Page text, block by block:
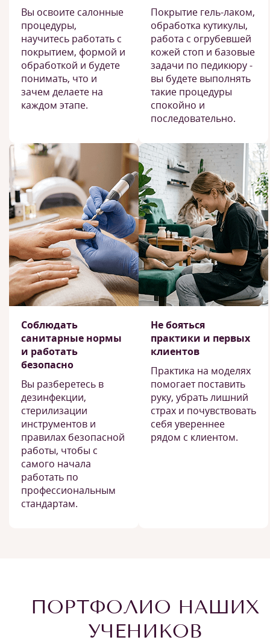
Вы освоите салонные
процедуры,
научитесь работать с
покрытием, формой и
обработкой и будете
понимать, что и
зачем делаете на
каждом этапе.
Покрытие гель-лаком,
обработка кутикулы,
работа с огрубевшей
кожей стоп и базовые
задачи по педикюру -
вы будете выполнять
такие процедуры
спокойно и
последовательно.
Соблюдать
санитарные нормы
и работать
безопасно
Вы разберетесь в
дезинфекции,
стерилизации
инструментов и
правилах безопасной
работы, чтобы с
самого начала
работать по
профессиональным
стандартам.
Не бояться
практики и первых
клиентов
Практика на моделях
помогает поставить
руку, убрать лишний
страх и почувствовать
себя увереннее
рядом с клиентом.
ПОРТФОЛИО НАШИХ
УЧЕНИКОВ